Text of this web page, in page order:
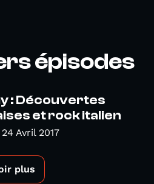
épisodes
: Découvertes
et rock italien
Avril 2017
plus